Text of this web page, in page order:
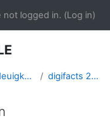
not logged in. (Log in)
Lernplattform Neuigkeiten digifacts 2018